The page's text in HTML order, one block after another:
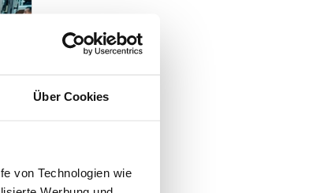
Über Cookies
von Technologien wie